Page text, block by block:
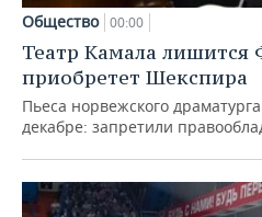
Общество 00:00
Театр Камала лишится
приобретет Шекспира
Пьеса норвежского
декабре: запретили